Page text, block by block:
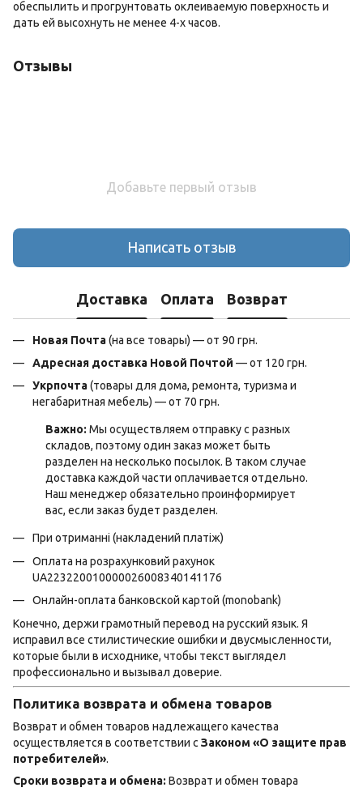
обеспылить и прогрунтовать оклеиваемую поверхность и
дать ей высохнуть не менее 4-х часов.
Отзывы
Добавьте первый отзыв
Написать отзыв
Доставка Оплата Возврат
Новая Почта(на все товары) — от 90 грн.
Адресная доставка Новой Почтой — от 120 грн.
Укрпочта(товары для дома, ремонта, туризма и
негабаритная мебель) — от 70 грн.
Важно: Мы осуществляем отправку с разных
складов, поэтому один заказ может быть
разделен на несколько посылок. В таком случае
доставка каждой части оплачивается отдельно.
Наш менеджер обязательно проинформирует
вас, если заказ будет разделен.
При отриманні (накладений платіж)
Оплата на розрахунковий рахунок
UA223220010000026008340141176
Онлайн-оплата банковской картой (monobank)
Конечно, держи грамотный перевод на русский язык. Я
исправил все стилистические ошибки и двусмысленности,
которые были в исходнике, чтобы текст выглядел
профессионально и вызывал доверие.
Политика возврата и обмена товаров
Возврат и обмен товаров надлежащего качества
осуществляется в соответствии сЗаконом «О защите прав
потребителей».
Сроки возврата и обмена: Возврат и обмен товара